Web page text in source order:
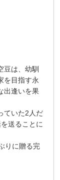
豆は、幼馴
を目指す永
出逢いを果
ていた2人だ
送ることに
りに贈る完